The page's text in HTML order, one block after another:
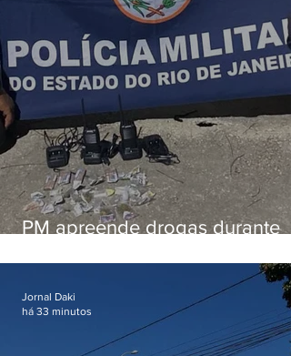
PM apreende drogas durante
Jornal Daki
há 33 minutos